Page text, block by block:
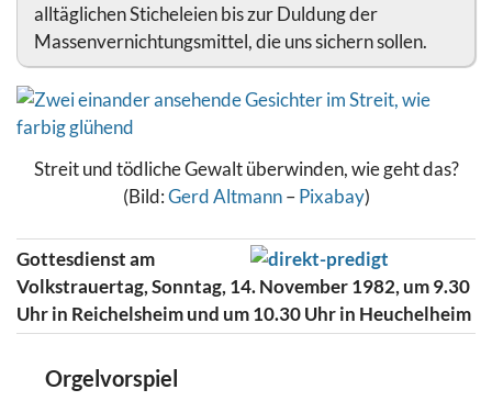
alltäglichen Sticheleien bis zur Duldung der
Massenvernichtungsmittel, die uns sichern sollen.
Streit und tödliche Gewalt überwinden, wie geht das?
(Bild:Gerd Altmann–Pixabay)
Gottesdienst am
Volkstrauertag, Sonntag, 14. November 1982, um 9.30
Uhr in Reichelsheim und um 10.30 Uhr in Heuchelheim
Orgelvorspiel